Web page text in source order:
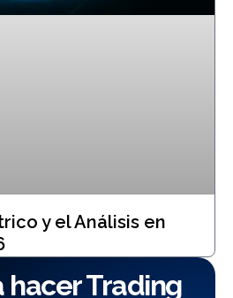
y el Análisis en
hacer Trading